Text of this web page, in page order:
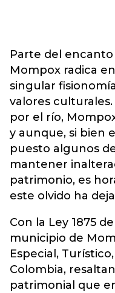
Parte del
Mompox radica
singular
valores
por el río,
y aunque, si bien
puesto algunos
mantener
patrimonio, es
este olvido ha
Con la Ley 1875
municipio de
Especial,
Colombia,
patrimonial que